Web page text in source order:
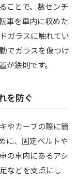
ことで、数センチ
車を車内に収めた
ガラスに触れてい
でガラスを傷つけ
鉄則です。
を防ぐ
やカーブの際に簡
に、固定ベルトや
の車内にあるアシ
などを支点にし